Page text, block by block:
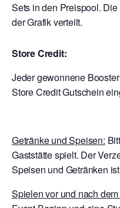
Sets in den Preispool.
der Grafik verteilt.
Store Credit:
Jeder gewonnene
Store Credit Gutschein
Getränke und Speisen:
Gaststätte spielt. Der
Speisen und Getränken
Spielen vor und nach